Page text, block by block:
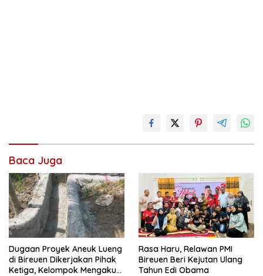
Baca Juga
Dugaan Proyek Aneuk Lueng
di Bireuen Dikerjakan Pihak
Ketiga, Kelompok Mengaku
Rasa Haru, Relawan PMI
Bireuen Beri Kejutan Ulang
Tahun Edi Obama